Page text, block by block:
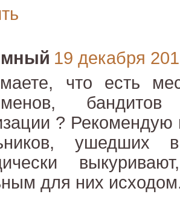
19 декабря
что есть
?
ушедших
для них